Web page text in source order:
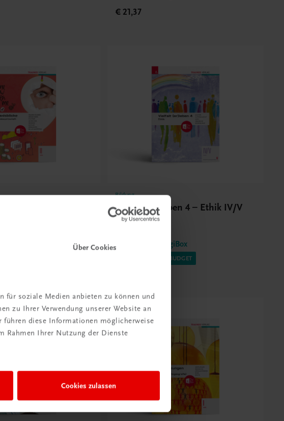
Über Cookies
für soziale Medien anbieten zu können und
zu Ihrer Verwendung unserer Website an
führen diese Informationen möglicherweise
Rahmen Ihrer Nutzung der Dienste
Cookies zulassen
€ 21,37
Bildung
Vielfalt (er)leben 4 – Ethik IV/V
BHS
TRAUNER-DigiBox
⚠️ EIGENES ETHIK-BUDGET